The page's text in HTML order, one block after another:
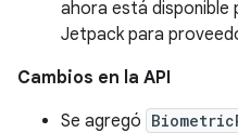
ahora está disponible
Jetpack para
Cambios en la API
Se agregó